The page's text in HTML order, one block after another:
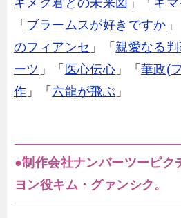
キメク君との未来図 」「 キマ
「 ブラームスが好きですか
のフィアンセ 」「親愛なる
ーツ 」「 医心伝心 」「華政(
作 」「 六龍が飛ぶ 」
●制作会社ナンバーツーピク
ヨン役キム・グァンシク。